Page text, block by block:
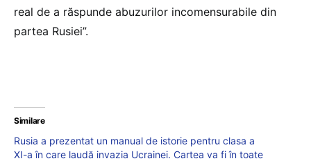
real de a răspunde abuzurilor incomensurabile din
partea Rusiei”.
Similare
Rusia a prezentat un manual de istorie pentru clasa a
XI-a în care laudă invazia Ucrainei. Cartea va fi în toate